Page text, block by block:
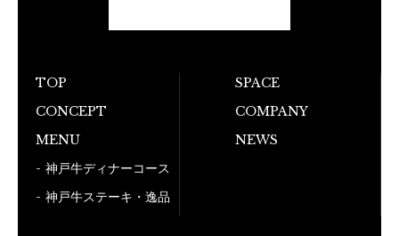
TOP
CONCEPT
MENU
神戸牛ディナーコース
神戸牛ステーキ・逸品
SPACE
COMPANY
NEWS
お電話でのご予